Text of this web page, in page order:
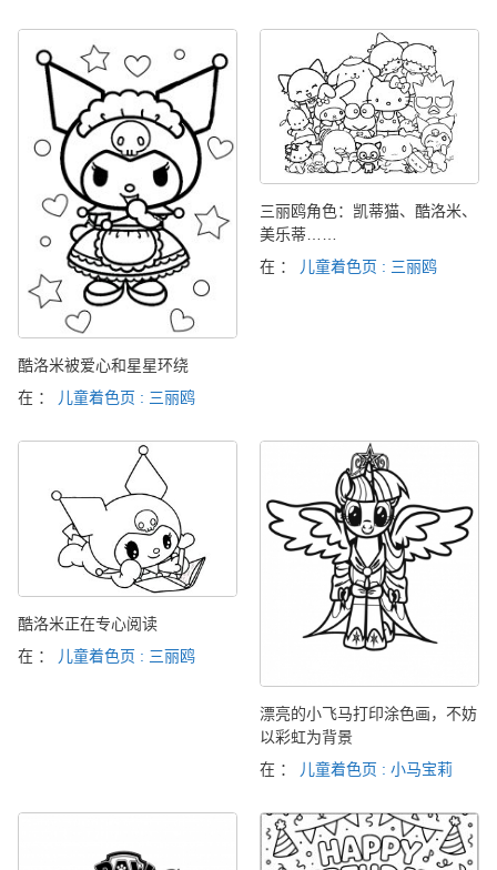
酷洛米被爱心和星星环绕
在 ：
儿童着色页 : 三丽鸥
三丽鸥角色：凯蒂猫、酷洛米、
美乐蒂……
在 ：
儿童着色页 : 三丽鸥
酷洛米正在专心阅读
在 ：
儿童着色页 : 三丽鸥
漂亮的小飞马打印涂色画，不妨
以彩虹为背景
在 ：
儿童着色页 : 小马宝莉